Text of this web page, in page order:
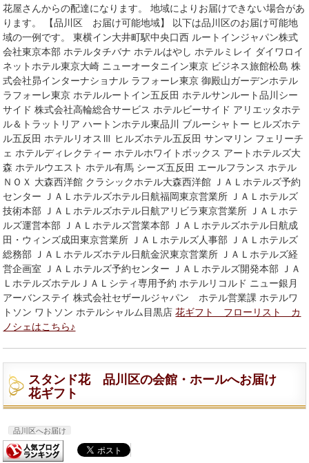
花屋さんからの配達になります。 地域によりお届けできない場合があ
ります。 【品川区 お届け可能地域】 以下は品川区のお届け可能地
域の一例です。 東横イン大井町駅中央口西 ルートインジャパン株式
会社東京本部 ホテルタチバナ ホテルはやし ホテルミレイ ダイワロイ
ネットホテル東京大崎 ニューオータニイン東京 ビジネス旅館松島 株
式会社昴インターナショナル ラフォーレ東京 御殿山ガーデンホテル
ラフォーレ東京 ホテルルートイン五反田 ホテルサンルート品川シー
サイド 株式会社高輪総合サービス ホテルビーサイド アリエッタホテ
ル＆トラットリア ハートンホテル東品川 ブルーシャトー ヒルズホテ
ル五反田 ホテルリオスⅢ ヒルズホテル五反田 サンマリン フェリーチ
ェ ホテルディレクティー ホテルホワイトボックス アートホテルズ大
森 ホテルウエスト ホテル有馬 シーズ五反田 エールフランス ホテル
ＮＯＸ 大森西洋館 クラシックホテル大森西洋館 ＪＡＬホテルズ予約
センター ＪＡＬホテルズホテル日航福岡東京営業所 ＪＡＬホテルズ
技術本部 ＪＡＬホテルズホテル日航アリビラ東京営業所 ＪＡＬホテ
ルズ運営本部 ＪＡＬホテルズ営業本部 ＪＡＬホテルズホテル日航成
田・ウィンズ成田東京営業所 ＪＡＬホテルズ人事部 ＪＡＬホテルズ
総務部 ＪＡＬホテルズホテル日航金沢東京営業所 ＪＡＬホテルズ経
営企画室 ＪＡＬホテルズ予約センター ＪＡＬホテルズ開発本部 ＪＡ
ＬホテルズホテルＪＡＬシティ専用予約 ホテルリコルド ニュー銀月
アーバンステイ 株式会社セザールジャパン ホテル営業課 ホテルワ
トソン ワトソン ホテルシャルム目黒店花ギフト フローリスト カ
ノシェはこちら♪
スタンド花 品川区の会館・ホールへお届け
花ギフト
品川区へお届け